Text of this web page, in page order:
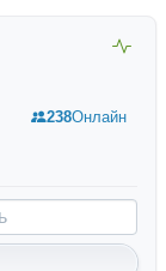
238Онлайн